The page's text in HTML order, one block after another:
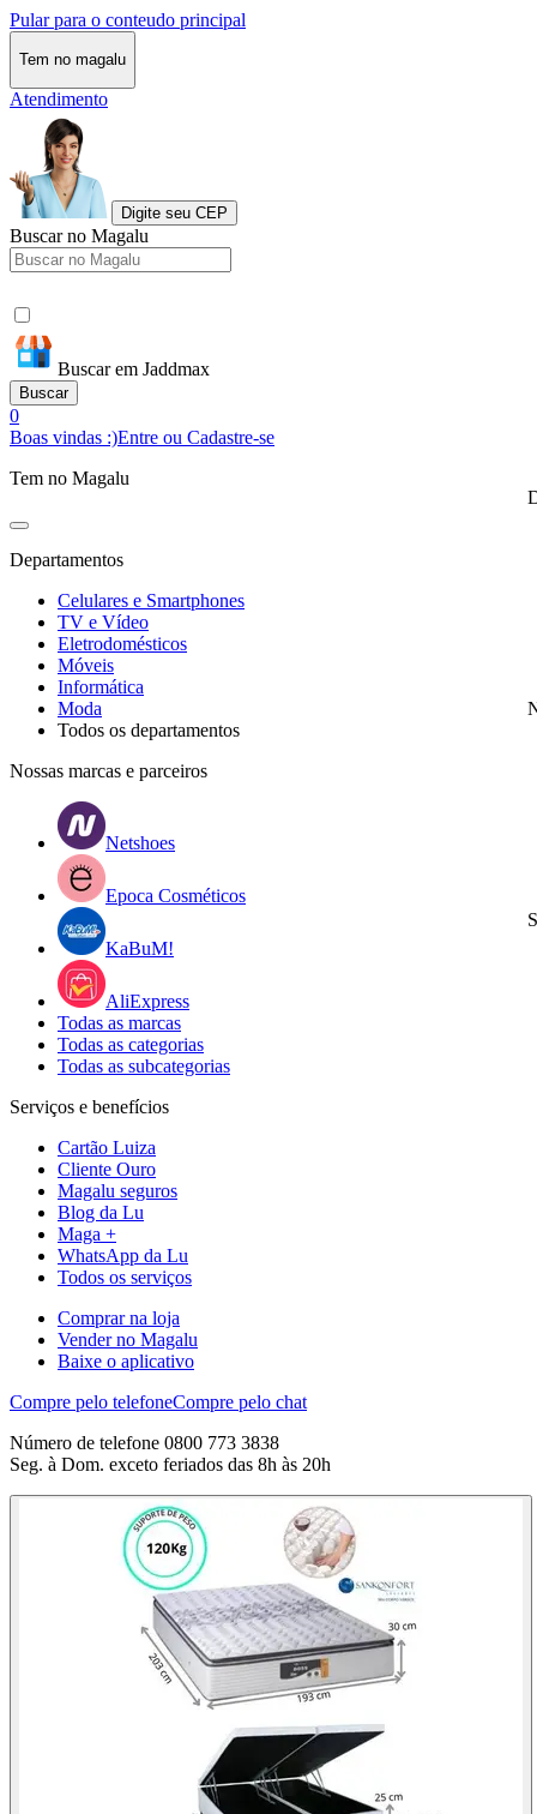
Pular para o conteudo principal
Tem no magalu
Atendimento
Digite seu CEP
Buscar no Magalu
Buscar em Jaddmax
Buscar
0
Boas vindas :)Entre ou Cadastre-se
Tem no Magalu
Departamentos
Celulares e Smartphones
TV e Vídeo
Eletrodomésticos
Móveis
Informática
Moda
Todos os departamentos
Nossas marcas e parceiros
Netshoes
Epoca Cosméticos
KaBuM!
AliExpress
Todas as marcas
Todas as categorias
Todas as subcategorias
Serviços e benefícios
Cartão Luiza
Cliente Ouro
Magalu seguros
Blog da Lu
Maga +
WhatsApp da Lu
Todos os serviços
Comprar na loja
Vender no Magalu
Baixe o aplicativo
Compre pelo telefoneCompre pelo chat
Número de telefone 0800 773 3838
Seg. à Dom. exceto feriados das 8h às 20h